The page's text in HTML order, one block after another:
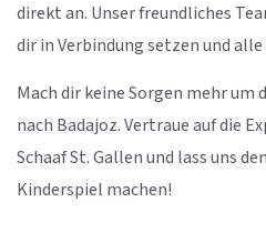
direkt an. Unser freundliches
dir in Verbindung setzen und
Mach dir keine Sorgen mehr um
nach Badajoz. Vertraue auf die
Schaaf St. Gallen und lass uns
Kinderspiel machen!